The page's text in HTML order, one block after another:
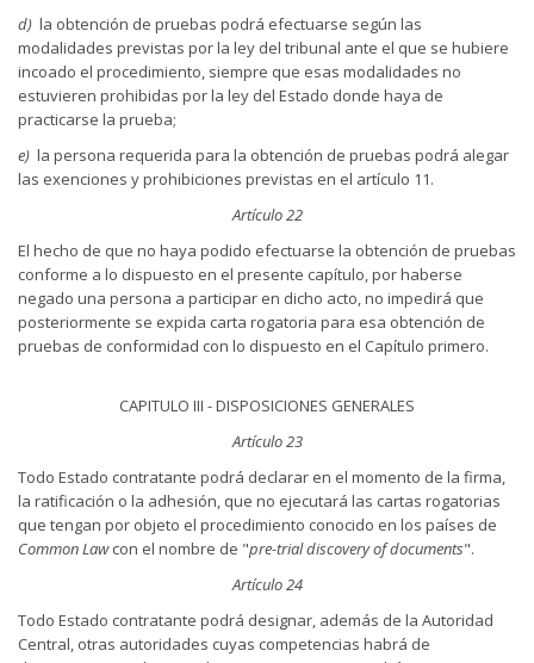
d) la obtención de pruebas podrá efectuarse según las
modalidades previstas por la ley del tribunal ante el que se hubiere
incoado el procedimiento, siempre que esas modalidades no
estuvieren prohibidas por la ley del Estado donde haya de
practicarse la prueba;
e) la persona requerida para la obtención de pruebas podrá alegar
las exenciones y prohibiciones previstas en el artículo 11.
Artículo 22
El hecho de que no haya podido efectuarse la obtención de pruebas
conforme a lo dispuesto en el presente capítulo, por haberse
negado una persona a participar en dicho acto, no impedirá que
posteriormente se expida carta rogatoria para esa obtención de
pruebas de conformidad con lo dispuesto en el Capítulo primero.
CAPITULO III - DISPOSICIONES GENERALES
Artículo 23
Todo Estado contratante podrá declarar en el momento de la firma,
la ratificación o la adhesión, que no ejecutará las cartas rogatorias
que tengan por objeto el procedimiento conocido en los países de
Common Lawcon el nombre de "pre-trial discovery of documents".
Artículo 24
Todo Estado contratante podrá designar, además de la Autoridad
Central, otras autoridades cuyas competencias habrá de